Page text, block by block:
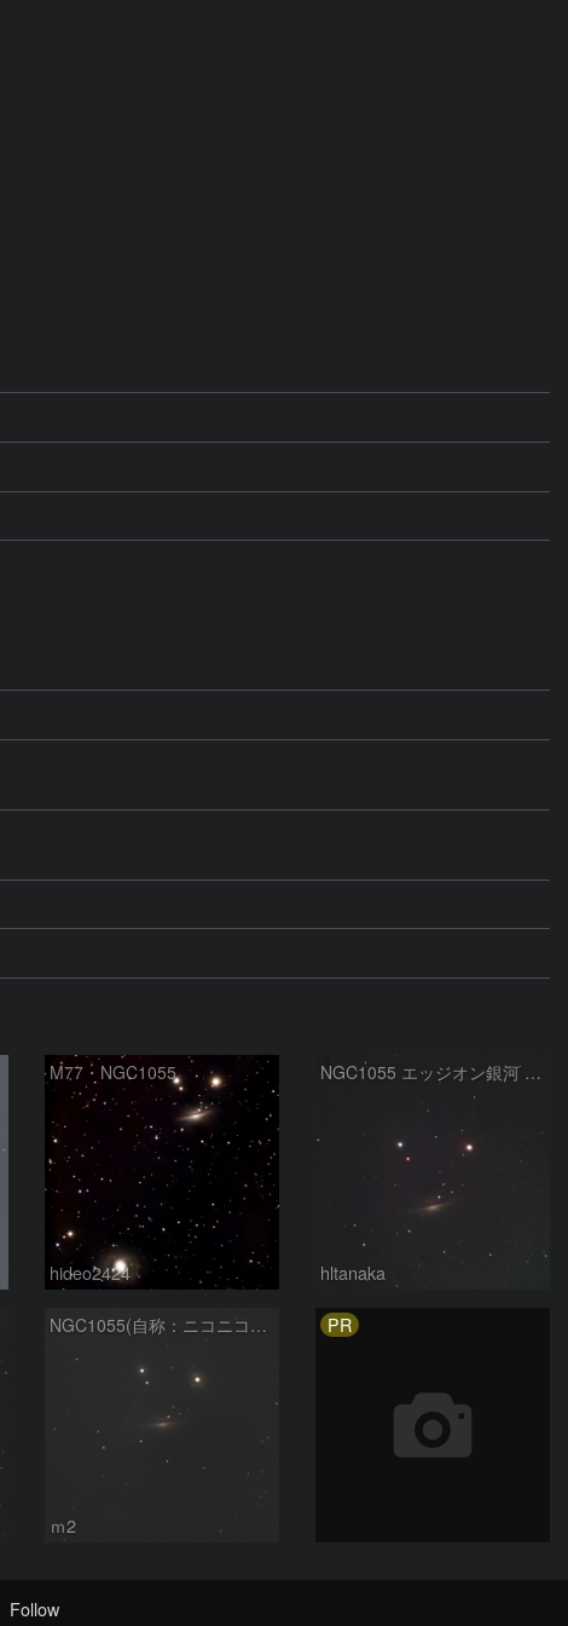
M77・NGC1055
hideo2424
NGC1055 エッジオン銀河 くじら座
hltanaka
NGC1055(自称：ニコニコマーク銀河）
ｍ2
PR
Follow